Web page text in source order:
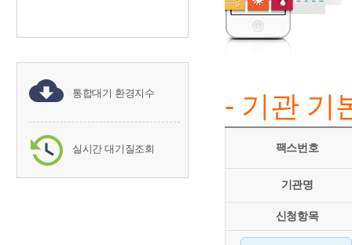
통합대기 환경지수
실시간 대기질조회
- 기관 기
팩스번호
기관명
신청항목